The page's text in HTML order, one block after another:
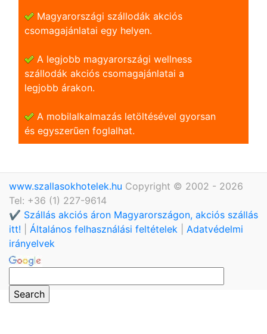
Magyarországi szállodák akciós
csomagajánlatai egy helyen.
A legjobb magyarországi wellness
szállodák akciós csomagajánlatai a
legjobb árakon.
A mobilalkalmazás letöltésével gyorsan
és egyszerũen foglalhat.
www.szallasokhotelek.hu Copyright © 2002 - 2026
Tel: +36 (1) 227-9614
✔️ Szállás akciós áron Magyarországon, akciós szállás
itt!
Általános felhasználási feltételek
Adatvédelmi
irányelvek